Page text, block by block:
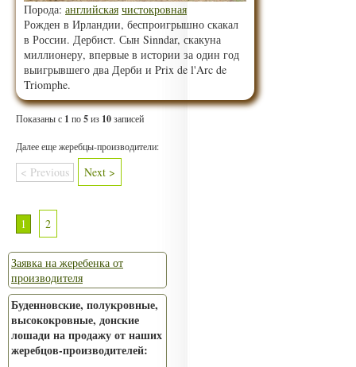
Порода: английская чистокровная
Рожден в Ирландии, беспроигрышно скакал
в России. Дербист. Сын Sinndar, скакуна
миллионеру, впервые в истории за один год
выигрывшего два Дерби и Prix de l'Arc de
Triomphe.
Показаны с 1 по5из 10записей
Далее еще жеребцы-производители:
< Previous Next >
1 2
Заявка на жеребенка от
производителя
Буденновские, полукровные,
высококровные, донские
лошади на продажу от наших
жеребцов-производителей: